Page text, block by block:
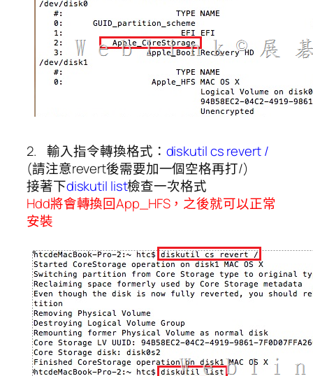
2. 輸入指令轉換格式： diskutil cs revert /
(請注意revert後需要加一個空格再打/)
接著下diskutil list檢查一次格式
Hdd將會轉換回App_HFS，之後就可以正常
安裝